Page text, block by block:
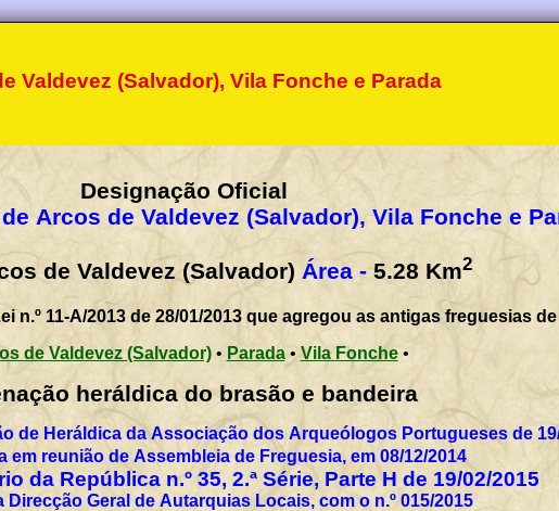
Valdevez (Salvador), Vila Fonche e Parada
Designação Oficial
Arcos de Valdevez (Salvador), Vila Fonche e
de Valdevez (Salvador) Área - 5.28 Km2
n.º 11-A/2013 de 28/01/2013 que agregou as antigas freguesias de
Arcos de Valdevez (Salvador)• Parada• Vila Fonche•
Ordenação heráldica do brasão e bandeira
de Heráldica da Associação dos Arqueólogos Portugueses de
em reunião de Assembleia de Freguesia, em 08/12/2014
da República n.º 35, 2.ª Série, Parte H de 19/02/2015
Direcção Geral de Autarquias Locais, com o n.º 015/2015